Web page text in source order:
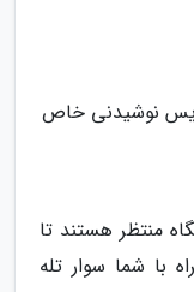
نوشیدنی خاص
منتظر هستند تا
با شما سوار تله